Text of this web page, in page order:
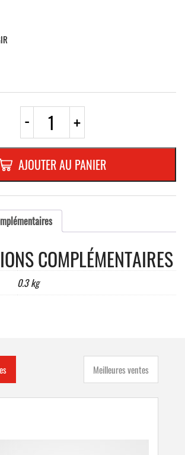
- quantité
BRIDE
ALU
AGMBAND,
Ø
...
-
>
FLECHE
+
AJOUTER AU PANIER
COMPLÉMENTAIRES
0.3 kg
Meilleures ventes